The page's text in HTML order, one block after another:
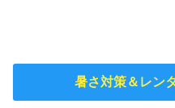
暑さ対策＆レン